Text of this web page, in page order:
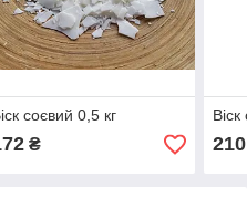
соєвий 0,5 кг
₴ 210